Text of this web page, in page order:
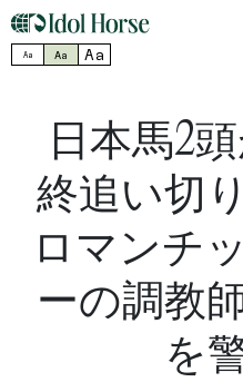
Aa Aa Aa
日本馬2
終追い切
ロマンチ
ーの調教
を